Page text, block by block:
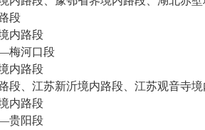
段
内路段
河口段
内路段
、江苏新沂境内路段、江苏观音寺境
内路段
贵阳段